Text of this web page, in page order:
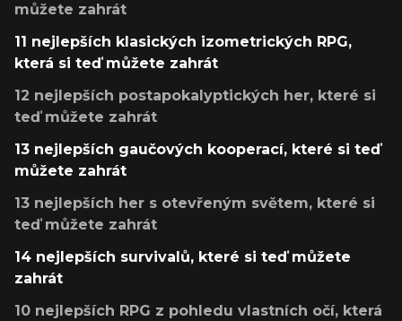
můžete zahrát
11 nejlepších klasických izometrických RPG,
která si teď můžete zahrát
12 nejlepších postapokalyptických her, které si
teď můžete zahrát
13 nejlepších gaučových kooperací, které si teď
můžete zahrát
13 nejlepších her s otevřeným světem, které si
teď můžete zahrát
14 nejlepších survivalů, které si teď můžete
zahrát
10 nejlepších RPG z pohledu vlastních očí, která